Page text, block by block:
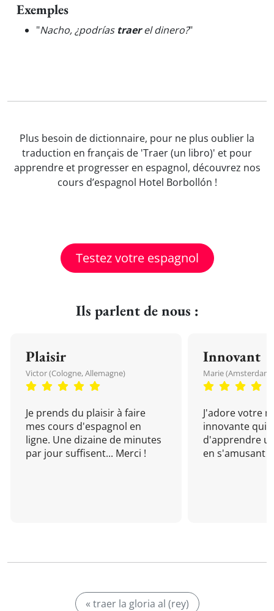
Exemples
"Nacho, ¿podrías traerel dinero?"
Plus besoin de dictionnaire, pour ne plus oublier la
traduction en français de 'Traer (un libro)' et pour
apprendre et progresser en espagnol, découvrez nos
cours d’espagnol Hotel Borbollón !
Testez votre espagnol
Ils parlent de nous :
Plaisir
Victor (Cologne, Allemagne)
Je prends du plaisir à faire
mes cours d'espagnol en
ligne. Une dizaine de minutes
par jour suffisent... Merci !
Innovant
Marie (Amsterdam,
J'adore votre
innovante qui
d'apprendre
en s'amusant !
« traer la gloria al (rey)